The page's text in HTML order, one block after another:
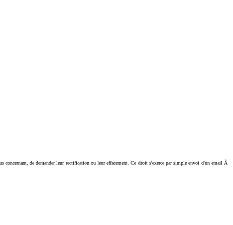
de demander leur rectification ou leur effacement. Ce droit s'exerce par simple envoi d'un email Ã